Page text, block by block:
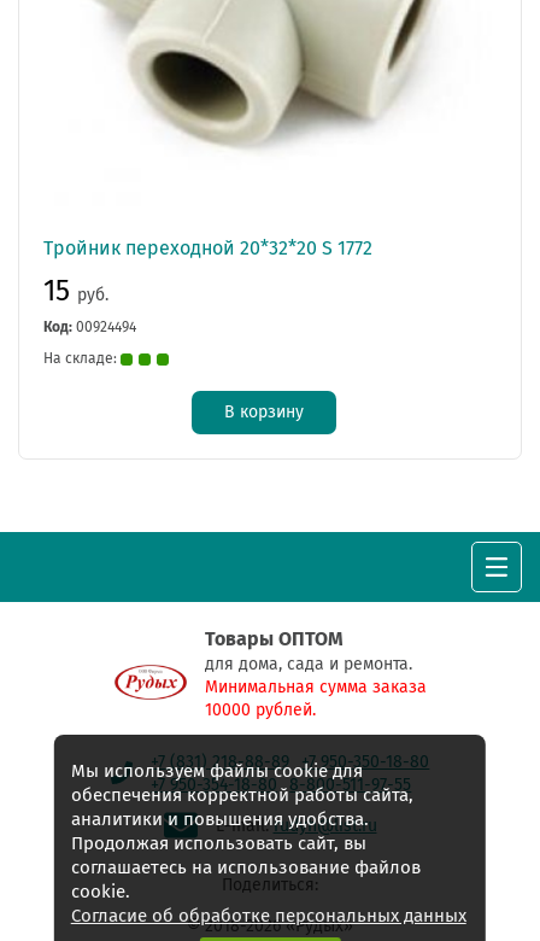
Тройник переходной 20*32*20 S 1772
15 руб.
Код: 00924494
На складе:
В корзину
Товары ОПТОМ
для дома, сада и ремонта.
Минимальная сумма заказа
10000 рублей.
+7 (831) 218-88-89
+7 950-350-18-80
+7 950-354-18-80
8-800-511-97-55
E-mail:rudyh@list.ru
© 2018-2026 «Рудых»
Поделиться:
Мы используем файлы cookie для
обеспечения корректной работы сайта,
аналитики и повышения удобства.
Продолжая использовать сайт, вы
соглашаетесь на использование файлов
cookie.
Согласие об обработке персональных данных